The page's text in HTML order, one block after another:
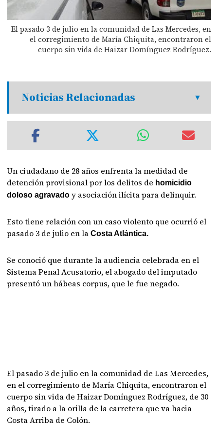
El pasado 3 de julio en la comunidad de Las Mercedes, en
el corregimiento de María Chiquita, encontraron el
cuerpo sin vida de Haizar Domínguez Rodríguez.
Noticias Relacionadas
Un ciudadano de 28 años enfrenta la medidad de
detención provisional por los delitos de homicidio
doloso agravadoy asociación ilícita para delinquir.
Esto tiene relación con un caso violento que ocurrió el
pasado 3 de julio en laCosta Atlántica.
Se conoció que durante la audiencia celebrada en el
Sistema Penal Acusatorio, el abogado del imputado
presentó un hábeas corpus, que le fue negado.
El pasado 3 de julio en la comunidad de Las Mercedes,
en el corregimiento de María Chiquita, encontraron el
cuerpo sin vida de Haizar Domínguez Rodríguez, de 30
años, tirado a la orilla de la carretera que va hacia
Costa Arriba de Colón.